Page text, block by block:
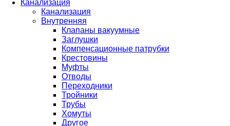
Канализация
Канализация
Внутренняя
Клапаны вакуумные
Заглушки
Компенсационные патрубки
Крестовины
Муфты
Отводы
Переходники
Тройники
Трубы
Хомуты
Другое